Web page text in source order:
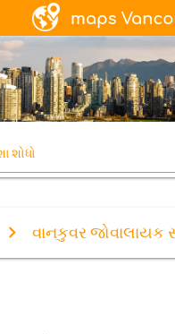
શોધો
વાનકુવર જોવાલાયક